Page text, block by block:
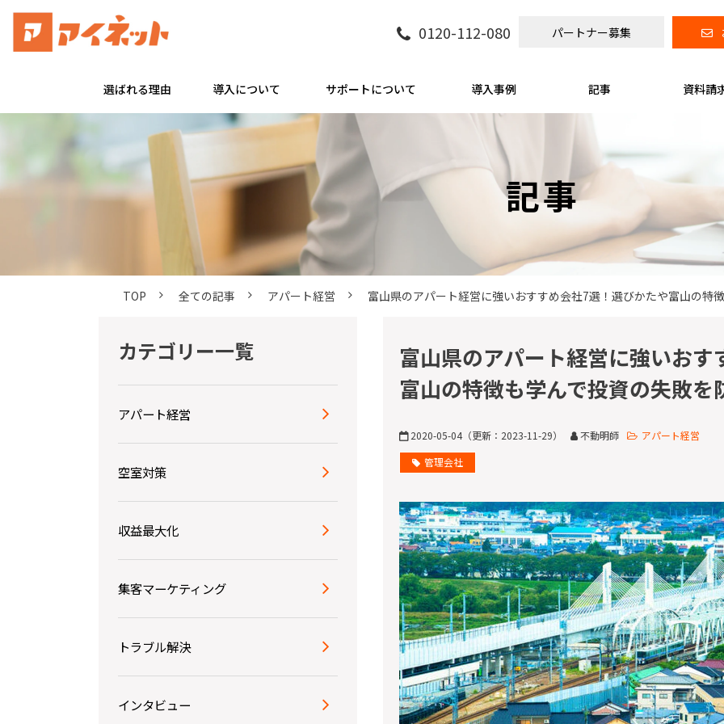
0120-112-080 パートナー募集
選ばれる理由 導入について サポートについて 導入事例 記事 資料請
記事
TOP 全ての記事 アパート経営 富山県のアパート経営に強いおすすめ会社7選！選びかたや富山の特
カテゴリー一覧
アパート経営
空室対策
収益最大化
集客マーケティング
トラブル解決
インタビュー
富山県のアパート経営に強いお
富山の特徴も学んで投資の失敗を
2020-05-04（更新： 2023-11-29） 不動明師
アパート経営
管理会社